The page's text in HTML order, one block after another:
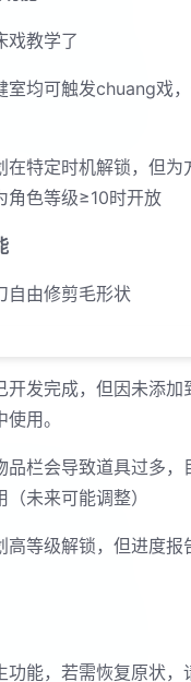
戏教学了
室均可触发chuang戏
在特定时机解锁，但为
角色等级≥10时开放
自由修剪毛形状
开发完成，但因未添加
用。
品栏会导致道具过多，
未来可能调整）
高等级解锁，但进度
功能，若需恢复原状，